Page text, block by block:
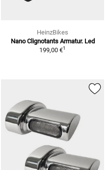
HeinzBikes
Nano Clignotants Armatur. Led
199,00 €1